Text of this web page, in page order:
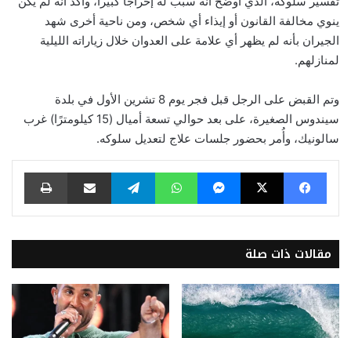
ينوي مخالفة القانون أو إيذاء أي شخص، ومن ناحية أخرى شهد
الجيران بأنه لم يظهر أي علامة على العدوان خلال زياراته الليلية
لمنازلهم.
وتم القبض على الرجل قبل فجر يوم 8 تشرين الأول في بلدة
سيندوس الصغيرة، على بعد حوالي تسعة أميال (15 كيلومترًا) غرب
سالونيك، وأُمر بحضور جلسات علاج لتعديل سلوكه.
فيسبوك ‫X ماسنجر واتساب تيلقرام مشاركة عبر البريد طباعة
مقالات ذات صلة